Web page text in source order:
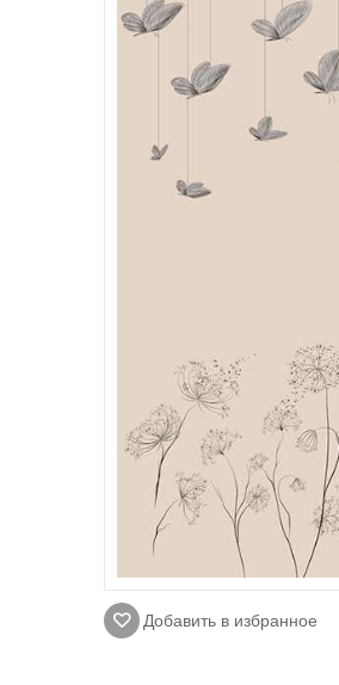
Добавить в избранное